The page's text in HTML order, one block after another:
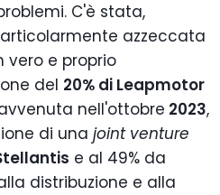
C'è stata,
azzeccata
vero e proprio
del 20% di Leapmotor
nell'ottobre 2023,
di una joint venture
e al 49% da
distribuzione e alla